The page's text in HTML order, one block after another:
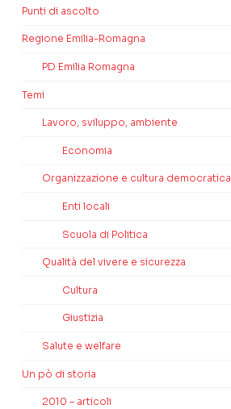
Punti di ascolto
Regione Emilia-Romagna
PD Emilia Romagna
Temi
Lavoro, sviluppo, ambiente
Economia
Organizzazione e cultura democratica
Enti locali
Scuola di Politica
Qualità del vivere e sicurezza
Cultura
Giustizia
Salute e welfare
Un pò di storia
2010 – articoli